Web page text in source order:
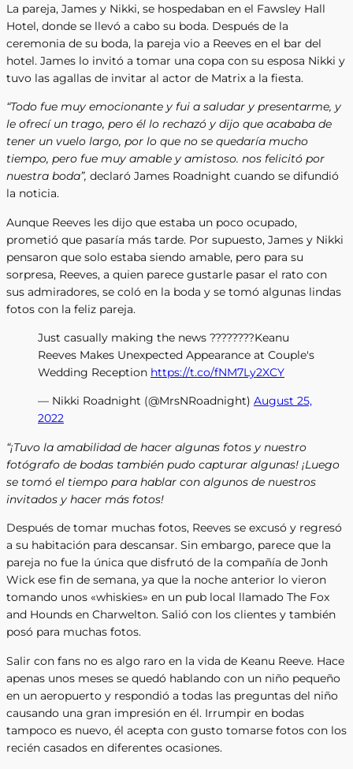
La pareja, James y Nikki, se hospedaban en el Fawsley Hall
Hotel, donde se llevó a cabo su boda. Después de la
ceremonia de su boda, la pareja vio a Reeves en el bar del
hotel. James lo invitó a tomar una copa con su esposa Nikki y
tuvo las agallas de invitar al actor de Matrix a la fiesta.
“Todo fue muy emocionante y fui a saludar y presentarme, y
le ofrecí un trago, pero él lo rechazó y dijo que acababa de
tener un vuelo largo, por lo que no se quedaría mucho
tiempo, pero fue muy amable y amistoso. nos felicitó por
nuestra boda”, declaró James Roadnight cuando se difundió
la noticia.
Aunque Reeves les dijo que estaba un poco ocupado,
prometió que pasaría más tarde. Por supuesto, James y Nikki
pensaron que solo estaba siendo amable, pero para su
sorpresa, Reeves, a quien parece gustarle pasar el rato con
sus admiradores, se coló en la boda y se tomó algunas lindas
fotos con la feliz pareja.
Just casually making the news ????????Keanu
Reeves Makes Unexpected Appearance at Couple's
Wedding Reception https://t.co/fNM7Ly2XCY
— Nikki Roadnight (@MrsNRoadnight) August 25,
2022
“¡Tuvo la amabilidad de hacer algunas fotos y nuestro
fotógrafo de bodas también pudo capturar algunas! ¡Luego
se tomó el tiempo para hablar con algunos de nuestros
invitados y hacer más fotos!
Después de tomar muchas fotos, Reeves se excusó y regresó
a su habitación para descansar. Sin embargo, parece que la
pareja no fue la única que disfrutó de la compañía de Jonh
Wick ese fin de semana, ya que la noche anterior lo vieron
tomando unos «whiskies» en un pub local llamado The Fox
and Hounds en Charwelton. Salió con los clientes y también
posó para muchas fotos.
Salir con fans no es algo raro en la vida de Keanu Reeve. Hace
apenas unos meses se quedó hablando con un niño pequeño
en un aeropuerto y respondió a todas las preguntas del niño
causando una gran impresión en él. Irrumpir en bodas
tampoco es nuevo, él acepta con gusto tomarse fotos con los
recién casados ​​en diferentes ocasiones.